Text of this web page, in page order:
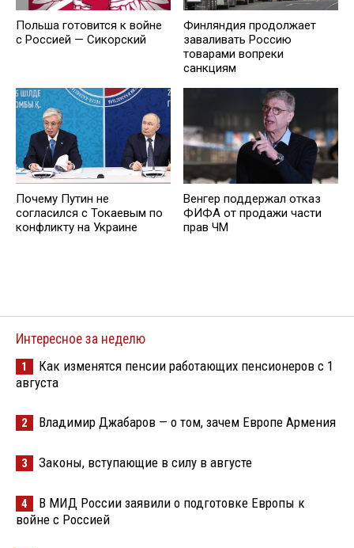
Польша готовится к войне
с Россией — Сикорский
Финляндия продолжает
заваливать Россию
товарами вопреки
санкциям
Почему Путин не
согласился с Токаевым по
конфликту на Украине
Венгер поддержал отказ
ФИФА от продажи части
прав ЧМ
Интересное за неделю
1
Как изменятся пенсии работающих пенсионеров с 1
августа
2 Владимир Джабаров — о том, зачем Европе Армения
3 Законы, вступающие в силу в августе
4
В МИД России заявили о подготовке Европы к
войне с Россией